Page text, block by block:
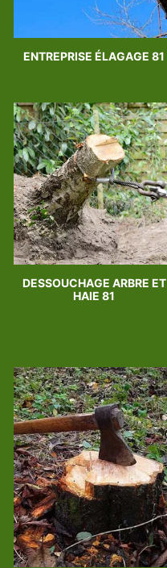
ENTREPRISE ÉLAGAGE 81
DESSOUCHAGE ARBRE ET
HAIE 81